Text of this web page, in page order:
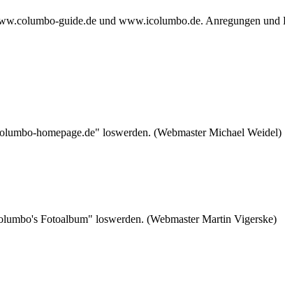
guide.de und www.icolumbo.de. Anregungen
homepage.de" loswerden. (Webmaster Michael Weidel)
Fotoalbum" loswerden. (Webmaster Martin Vigerske)